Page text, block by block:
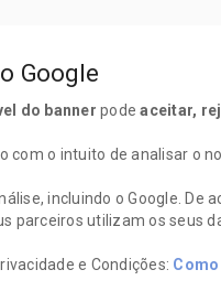
Google
do banner podeaceitar,
com o intuito de analisar o
incluindo o Google. De
parceiros utilizam os seus
e Condições: